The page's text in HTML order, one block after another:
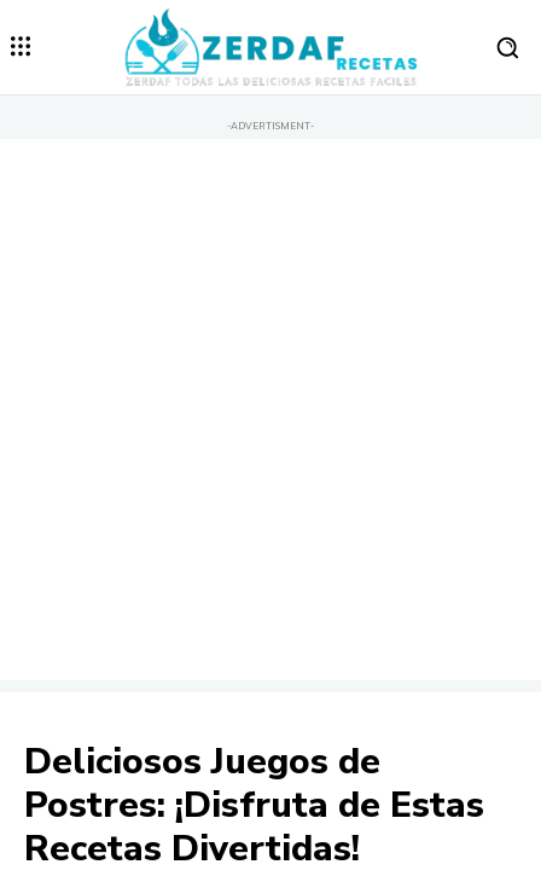
-ADVERTISMENT-
Deliciosos Juegos de
Postres: ¡Disfruta de Estas
Recetas Divertidas!